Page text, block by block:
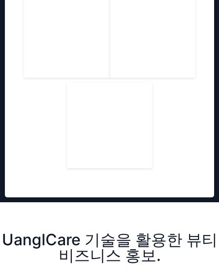
UanglCare 기술을 활용한 뷰티
비즈니스 홍보.